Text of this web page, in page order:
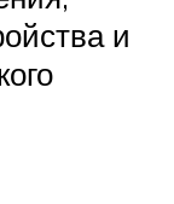
и